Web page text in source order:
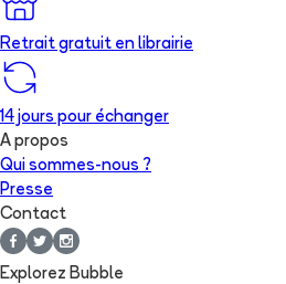
Retrait gratuit en librairie
14 jours pour échanger
A propos
Qui sommes-nous ?
Presse
Contact
Explorez Bubble